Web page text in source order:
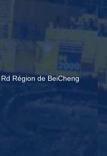
Région de BeiCheng